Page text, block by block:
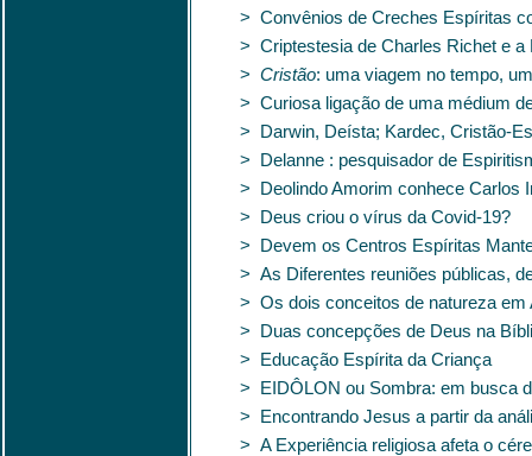
> Convênios de Creches Espíritas
> Criptestesia de Charles Richet e a
> Cristão: uma viagem no tempo,
> Curiosa ligação de uma médium
> Darwin, Deísta; Kardec, Cristão-
> Delanne : pesquisador de
> Deolindo Amorim conhece Carlos
> Deus criou o vírus da Covid-19?
> Devem os Centros Espíritas
> As Diferentes reuniões públicas,
> Os dois conceitos de natureza em
> Duas concepções de Deus na
> Educação Espírita da Criança
> EIDÔLON ou Sombra: em busca
> Encontrando Jesus a partir da
> A Experiência religiosa afeta o